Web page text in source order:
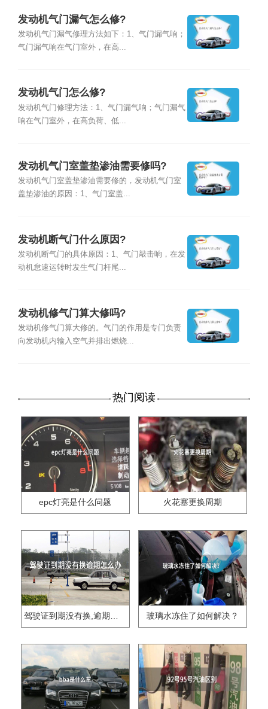
发动机气门漏气怎么修?
发动机气门漏气修理方法如下：1、气门漏气响；
气门漏气响在气门室外，在高...
发动机气门怎么修?
发动机气门修理方法：1、气门漏气响；气门漏气
响在气门室外，在高负荷、低...
发动机气门室盖垫渗油需要修吗?
发动机气门室盖垫渗油需要修的，发动机气门室
盖垫渗油的原因：1、气门室盖...
发动机断气门什么原因?
发动机断气门的具体原因：1、气门敲击响，在发
动机怠速运转时发生气门杆尾...
发动机修气门算大修吗?
发动机修气门算大修的。气门的作用是专门负责
向发动机内输入空气并排出燃烧...
热门阅读
epc灯亮是什么问题 火花塞更换周期
驾驶证到期没有换,逾期怎么办?? 玻璃水冻住了如何解决？